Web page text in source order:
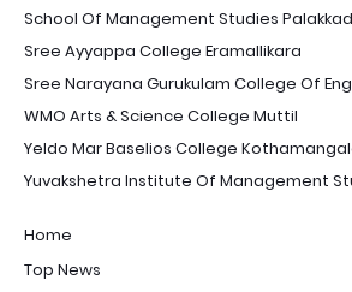
School Of Management Studies Palakkad
Sree Ayyappa College Eramallikara
Sree Narayana Gurukulam College Of
WMO Arts & Science College Muttil
Yeldo Mar Baselios College
Yuvakshetra Institute Of Management
Home
Top News